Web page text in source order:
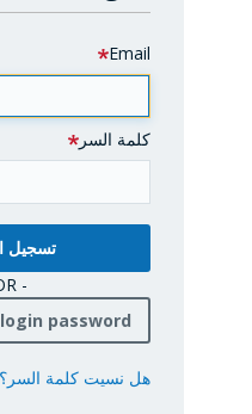
Email
كلمة السر
- OR -
password
هل نسيت كلمة السر؟